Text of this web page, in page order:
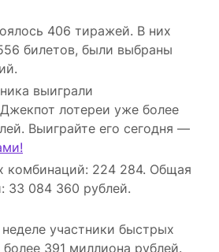
406 тиражей. В них
билетов, были выбраны
выиграли
лотереи уже более
Выиграйте его сегодня —
комбинаций: 224 284. Общая
33 084 360 рублей.
участники быстрых
391 миллиона рублей.